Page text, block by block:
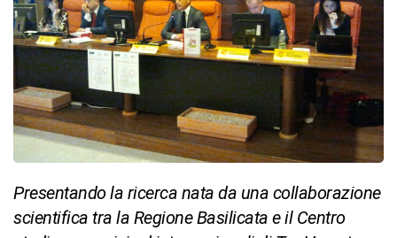
Presentando la ricerca nata da una collaborazione
scientifica tra la Regione Basilicata e il Centro